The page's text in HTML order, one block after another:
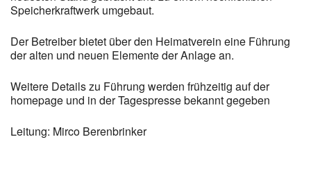
Speicherkraftwerk umgebaut.
Der Betreiber bietet über den Heimatverein eine Führung
der alten und neuen Elemente der Anlage an.
Weitere Details zu Führung werden frühzeitig auf der
homepage und in der Tagespresse bekannt gegeben
Leitung: Mirco Berenbrinker